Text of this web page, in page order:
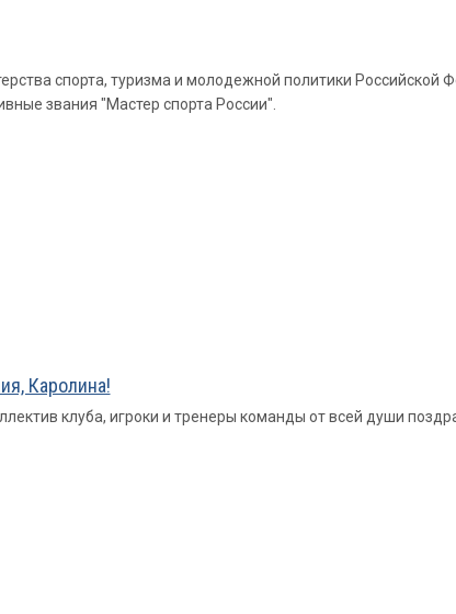
спорта, туризма и молодежной политики
звания "Мастер спорта России".
Каролина!
клуба, игроки и тренеры команды от всей души